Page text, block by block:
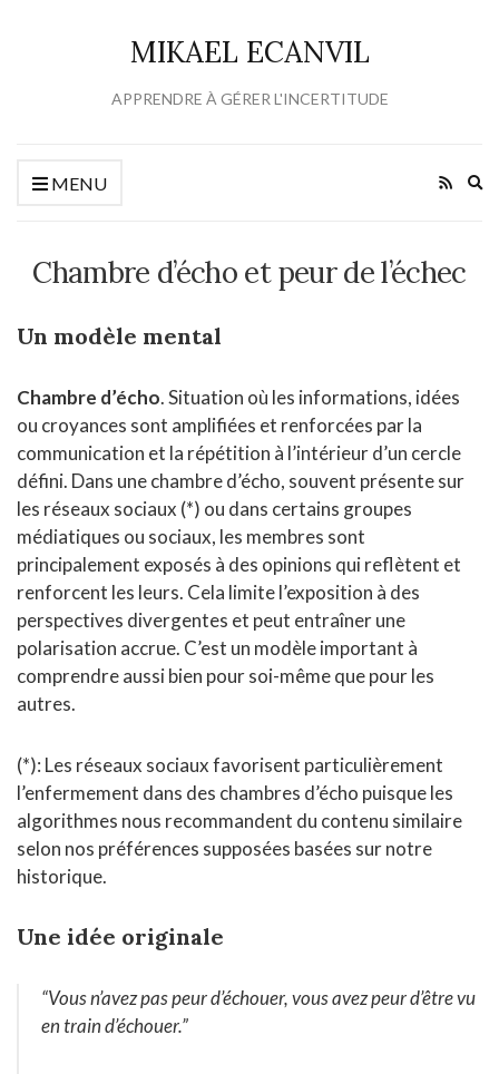
MIKAEL ECANVIL
APPRENDRE À GÉRER L'INCERTITUDE
MENU
Chambre d’écho et peur de l’échec
Un modèle mental
Chambre d’écho. Situation où les informations, idées
ou croyances sont amplifiées et renforcées par la
communication et la répétition à l’intérieur d’un cercle
défini. Dans une chambre d’écho, souvent présente sur
les réseaux sociaux (*) ou dans certains groupes
médiatiques ou sociaux, les membres sont
principalement exposés à des opinions qui reflètent et
renforcent les leurs. Cela limite l’exposition à des
perspectives divergentes et peut entraîner une
polarisation accrue. C’est un modèle important à
comprendre aussi bien pour soi-même que pour les
autres.
(*): Les réseaux sociaux favorisent particulièrement
l’enfermement dans des chambres d’écho puisque les
algorithmes nous recommandent du contenu similaire
selon nos préférences supposées basées sur notre
historique.
Une idée originale
“Vous n’avez pas peur d’échouer, vous avez peur d’être vu
en train d’échouer.”